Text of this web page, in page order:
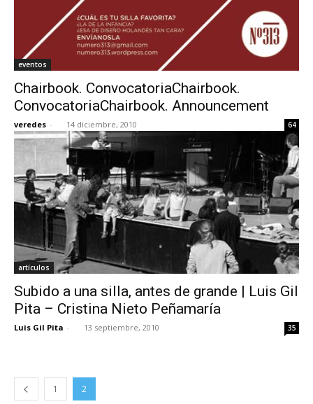
eventos
Chairbook. ConvocatoriaChairbook.
ConvocatoriaChairbook. Announcement
veredes - 14 diciembre, 2010 64
artículos
Subido a una silla, antes de grande | Luis Gil
Pita – Cristina Nieto Peñamaría
Luis Gil Pita - 13 septiembre, 2010 35
1 2